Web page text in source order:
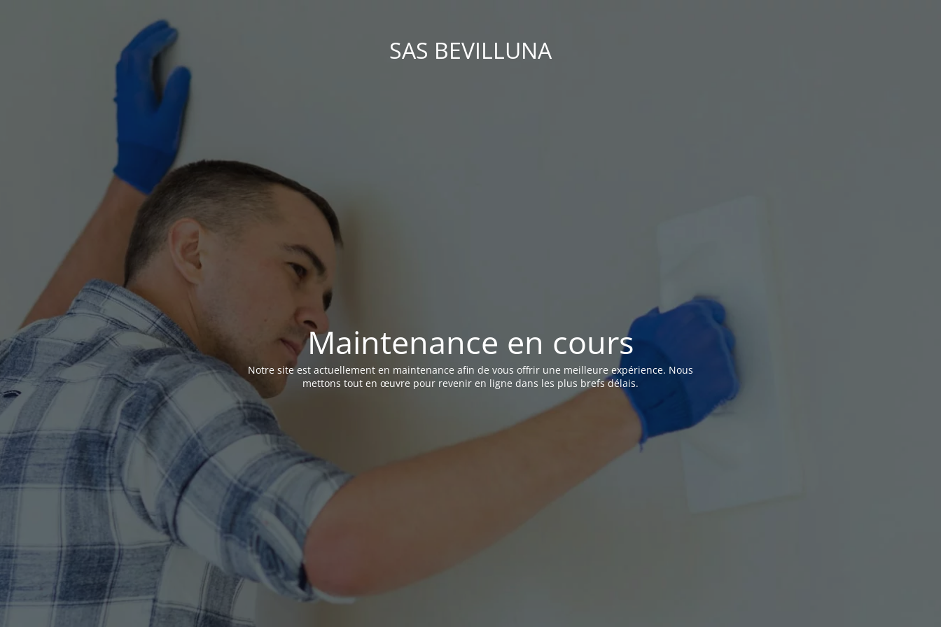
SAS BEVILLUNA
Maintenance en cours
Notre site est actuellement en maintenance afin de vous offrir une meilleure expérience. Nous
mettons tout en œuvre pour revenir en ligne dans les plus brefs délais.